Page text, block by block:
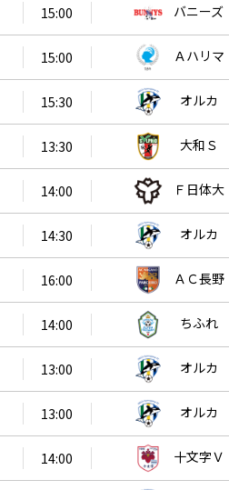
15:00 バニーズ
15:00 Ａハリマ
15:30 オルカ
13:30 大和Ｓ
14:00 Ｆ日体大
14:30 オルカ
16:00 ＡＣ長野
14:00 ちふれ
13:00 オルカ
13:00 オルカ
14:00 十文字Ｖ